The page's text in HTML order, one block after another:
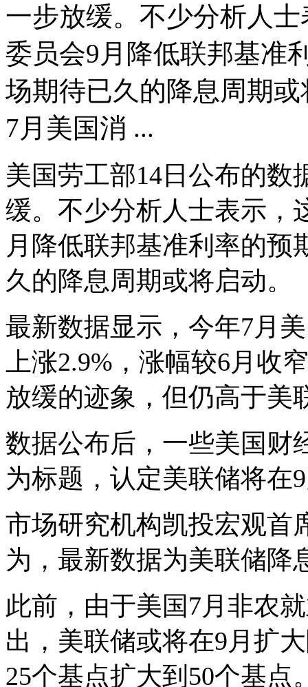
一步放缓。不少分析人
委员会9月降低联邦基准
场期待已久的降息周期
7月美国消 ...
美国劳工部14日公布的数
缓。不少分析人士表示，
月降低联邦基准利率的预
久的降息周期或将启动。
最新数据显示，今年7月
上涨2.9%，涨幅较6月收
放缓的迹象，但仍高于美
数据公布后，一些美国财
为标题，认定美联储将在
市场研究机构凯投宏观首
为，最新数据为美联储降
此前，由于美国7月非农
出，美联储或将在9月扩
25个基点扩大到50个基